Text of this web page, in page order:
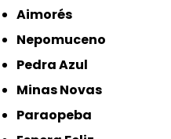
Aimorés
Nepomuceno
Pedra Azul
Minas Novas
Paraopeba